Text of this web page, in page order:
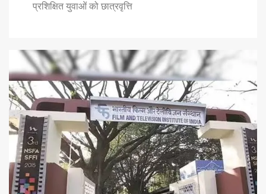
प्रशिक्षित युवाओं को छात्रवृत्ति